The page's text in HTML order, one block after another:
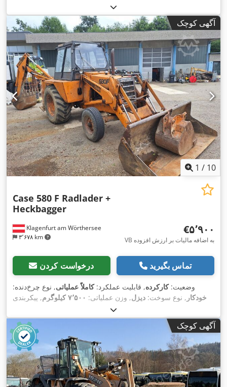
آگهی کوچک
1 / 10
Klagenfurt am Wörthersee
۳٬۶۷۸ km
Case 580 F Radlader +
Heckbagger
‎€۵٬۹۰۰
VB به اضافه مالیات بر ارزش افزوده
درخواست کردن تماس بگیرید
وضعیت:کارکرده, قابلیت عملکرد:کاملاً عملیاتی, نوع چرخ‌دنده:
خودکار , نوع سوخت: دیزل, وزن عملیاتی: ۷٬۵۰۰ کیلوگرم
, پیکربندی
, سال ساخت:
هیدرولیک,
آگهی کوچک